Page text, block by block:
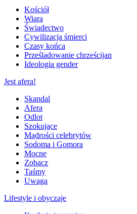
Kościół
Wiara
Świadectwo
Cywilizacja śmierci
Czasy końca
Prześladowanie chrześcijan
Ideologia gender
Jest afera!
Skandal
Afera
Odlot
Szokujące
Mądrości celebrytów
Sodoma i Gomora
Mocne
Zobacz
Taśmy
Uwaga
Lifestyle i obyczaje